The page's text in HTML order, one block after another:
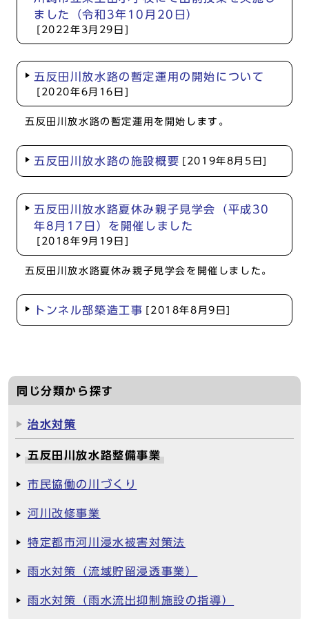
ました（令和3年10月20日）
[2022年3月29日]
五反田川放水路の暫定運用の開始について
[2020年6月16日]
五反田川放水路の暫定運用を開始します。
五反田川放水路の施設概要 [2019年8月5日]
五反田川放水路夏休み親子見学会（平成30
年8月17日）を開催しました
[2018年9月19日]
五反田川放水路夏休み親子見学会を開催しました。
トンネル部築造工事 [2018年8月9日]
同じ分類から探す
治水対策
五反田川放水路整備事業
市民協働の川づくり
河川改修事業
特定都市河川浸水被害対策法
雨水対策（流域貯留浸透事業）
雨水対策（雨水流出抑制施設の指導）